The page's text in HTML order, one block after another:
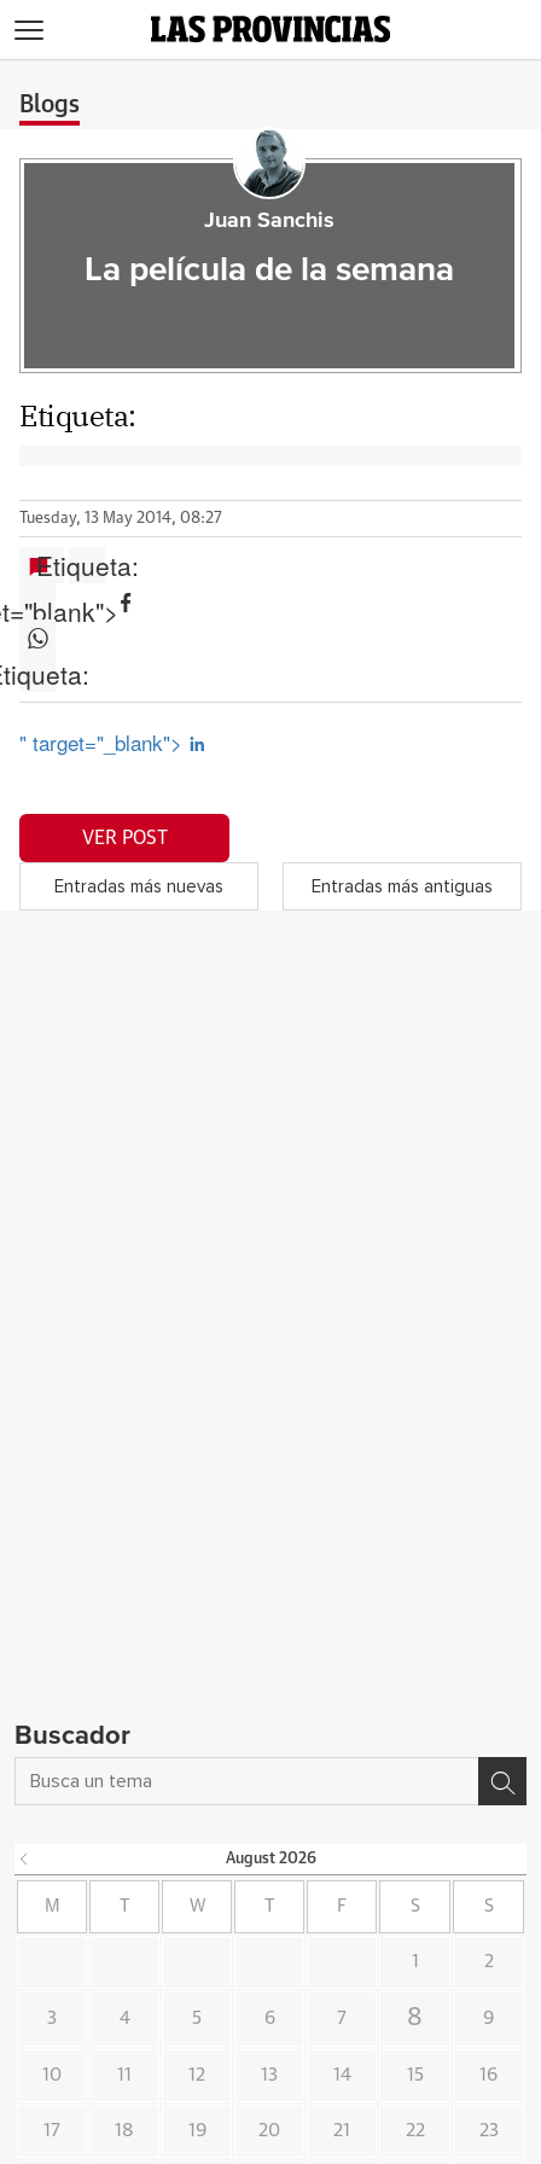
Blogs
Juan Sanchis
La película de la semana
Etiqueta:
Tuesday, 13 May 2014, 08:27
Etiqueta:
" target="_blank">
VER POST
Entradas más nuevas Entradas más antiguas
Buscador
August 2026
M W F S S
1 2
3 4 5 6 7 8 9
10 11 12 13 14 15 16
17 18 19 20 21 22 23